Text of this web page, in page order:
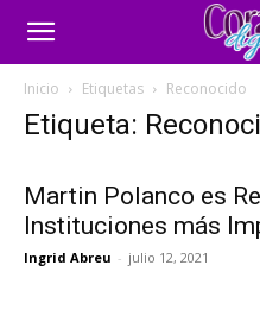
Inicio Etiquetas Reconocido
Etiqueta:
Martin Polanco es
Instituciones más
Ingrid Abreu - julio 12, 2021